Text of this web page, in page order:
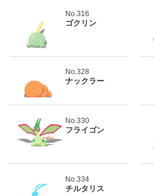
No.316
ゴクリン
No.328
ナックラー
No.330
フライゴン
No.334
チルタリス